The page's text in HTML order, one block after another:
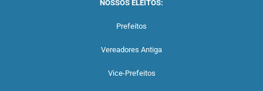
NOSSOS ELEITOS:
Prefeitos
Vereadores Antiga
Vice-Prefeitos